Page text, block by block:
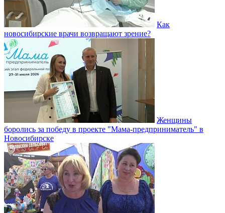
Как
новосибирские врачи возвращают зрение?
Женщины
боролись за победу в проекте "Мама-предприниматель" в
Новосибирске